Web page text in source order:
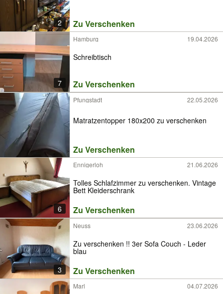
2 Zu Verschenken
7
Hamburg 19.04.2026
Schreibtisch
Zu Verschenken
Pfungstadt 22.05.2026
Matratzentopper 180x200 zu verschenken
Zu Verschenken
6
Ennigerloh 21.06.2026
Tolles Schlafzimmer zu verschenken. Vintage
Bett Kleiderschrank
Zu Verschenken
3
Neuss 23.06.2026
Zu verschenken !! 3er Sofa Couch - Leder
blau
Zu Verschenken
Marl 04.07.2026